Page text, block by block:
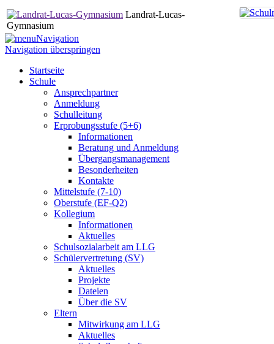
Landrat-Lucas-
Gymnasium
Navigation
Navigation überspringen
Startseite
Schule
Ansprechpartner
Anmeldung
Schulleitung
Erprobungsstufe (5+6)
Informationen
Beratung und Anmeldung
Übergangsmanagement
Besonderheiten
Kontakte
Mittelstufe (7-10)
Oberstufe (EF-Q2)
Kollegium
Informationen
Aktuelles
Schulsozialarbeit am LLG
Schülervertretung (SV)
Aktuelles
Projekte
Dateien
Über die SV
Eltern
Mitwirkung am LLG
Aktuelles